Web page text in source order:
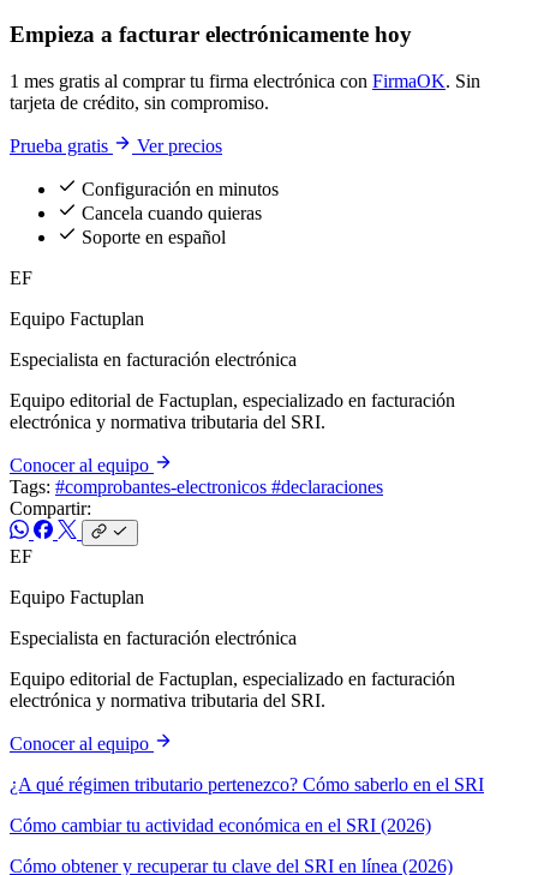
Empieza a facturar electrónicamente hoy
1 mes gratis al comprar tu firma electrónica con FirmaOK. Sin
tarjeta de crédito, sin compromiso.
Prueba gratis Ver precios
Configuración en minutos
Cancela cuando quieras
Soporte en español
EF
Equipo Factuplan
Especialista en facturación electrónica
Equipo editorial de Factuplan, especializado en facturación
electrónica y normativa tributaria del SRI.
Conocer al equipo
Tags: #comprobantes-electronicos #declaraciones
Compartir:
EF
Equipo Factuplan
Especialista en facturación electrónica
Equipo editorial de Factuplan, especializado en facturación
electrónica y normativa tributaria del SRI.
Conocer al equipo
¿A qué régimen tributario pertenezco? Cómo saberlo en el SRI
Cómo cambiar tu actividad económica en el SRI (2026)
Cómo obtener y recuperar tu clave del SRI en línea (2026)